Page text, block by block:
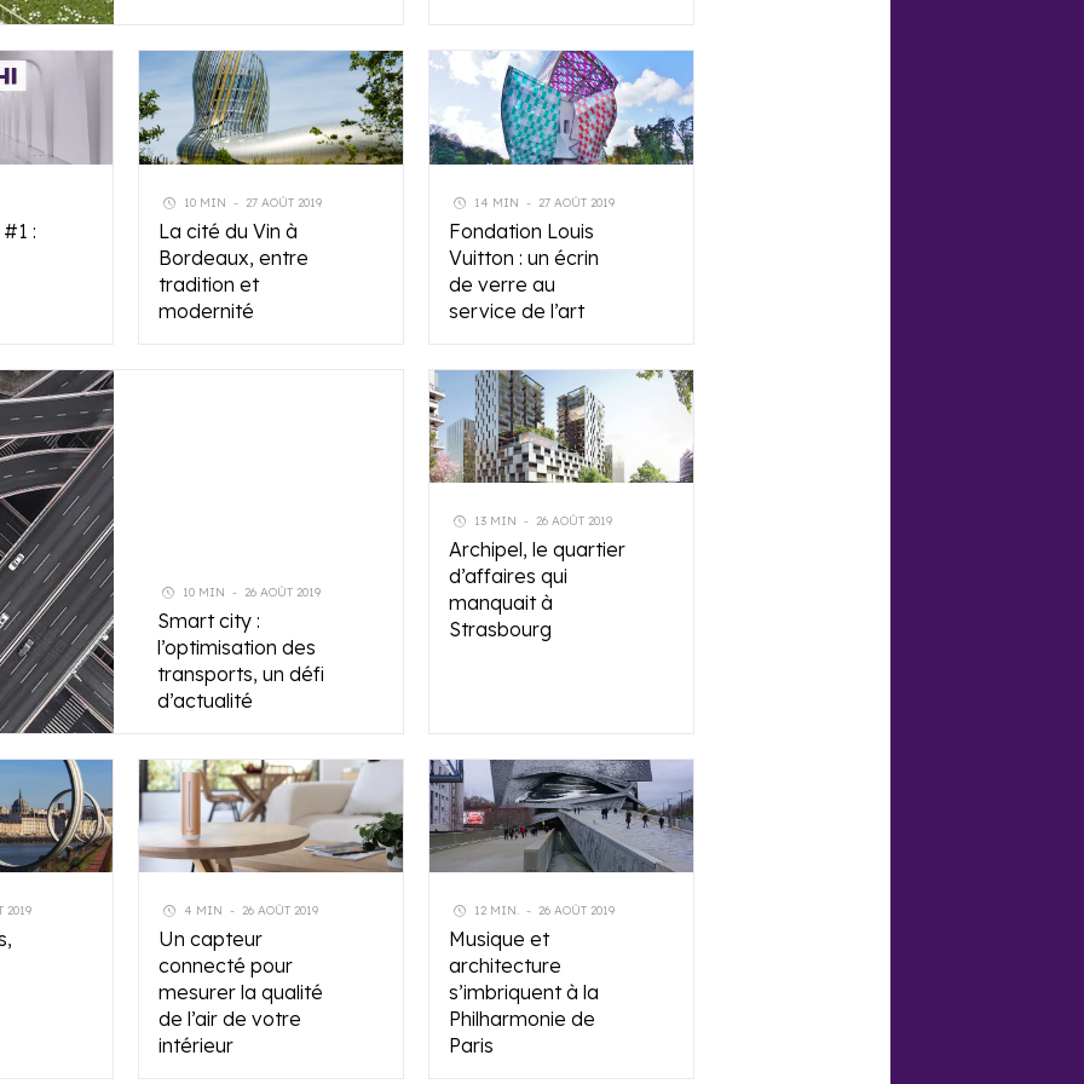
:
10 MIN - 27 AOÛT 2019
La cité du Vin à
Bordeaux, entre
tradition et
modernité
14 MIN - 27 AOÛT 2019
Fondation Louis
Vuitton : un écrin
de verre au
service de l’art
10 MIN - 26 AOÛT 2019
Smart city :
l’optimisation des
transports, un défi
d’actualité
13 MIN - 26 AOÛT 2019
Archipel, le quartier
d’affaires qui
manquait à
Strasbourg
2019 4 MIN - 26 AOÛT 2019
Un capteur
connecté pour
mesurer la qualité
de l’air de votre
intérieur
12 MIN.- 26 AOÛT 2019
Musique et
architecture
s’imbriquent à la
Philharmonie de
Paris